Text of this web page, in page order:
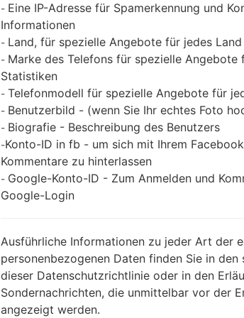
geflascht wird,gibt es hier
DATEINAME
GT-
DATEIGRÖSSE
OS
CSC AUSFÜHRUNG
BESCHREIBUNG
1.ÜBERPRÜFEN SIE AUF
- Eine IP-Adresse für Spamerkennung und
Informationen
- Land, für spezielle Angebote für jedes
- Marke des Telefons für spezielle Angebote
Statistiken
- Telefonmodell für spezielle Angebote für
- Benutzerbild - (wenn Sie Ihr echtes Foto
- Biografie - Beschreibung des Benutzers
-Konto-ID in fb - um sich mit Ihrem
Kommentare zu hinterlassen
- Google-Konto-ID - Zum Anmelden und
Google-Login
Ausführliche Informationen zu jeder Art der
personenbezogenen Daten finden Sie in
dieser Datenschutzrichtlinie oder in den
Sondernachrichten, die unmittelbar vor der
angezeigt werden.